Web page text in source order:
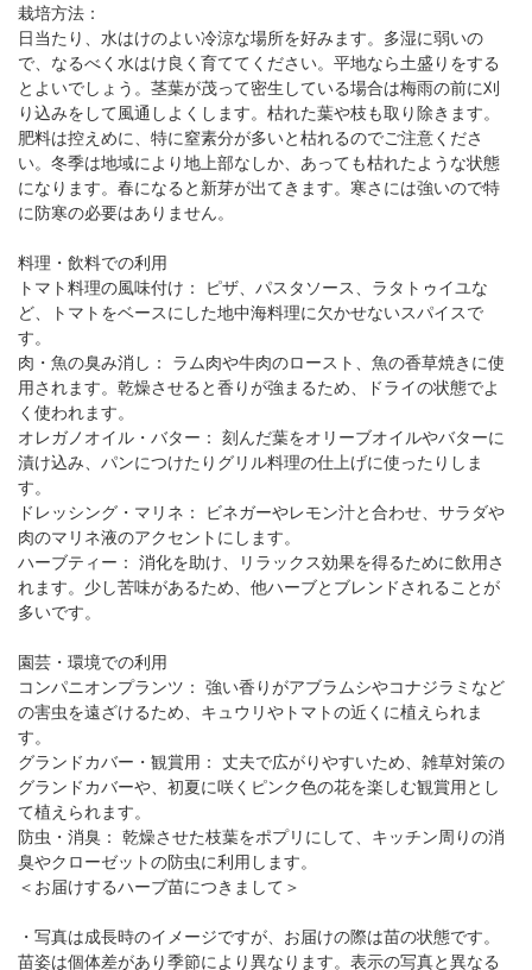
栽培方法：
日当たり、水はけのよい冷涼な場所を好みます。多湿に弱いの
で、なるべく水はけ良く育ててください。平地なら土盛りをする
とよいでしょう。茎葉が茂って密生している場合は梅雨の前に刈
り込みをして風通しよくします。枯れた葉や枝も取り除きます。
肥料は控えめに、特に窒素分が多いと枯れるのでご注意くださ
い。冬季は地域により地上部なしか、あっても枯れたような状態
になります。春になると新芽が出てきます。寒さには強いので特
に防寒の必要はありません。
料理・飲料での利用
トマト料理の風味付け： ピザ、パスタソース、ラタトゥイユな
ど、トマトをベースにした地中海料理に欠かせないスパイスで
す。
肉・魚の臭み消し： ラム肉や牛肉のロースト、魚の香草焼きに使
用されます。乾燥させると香りが強まるため、ドライの状態でよ
く使われます。
オレガノオイル・バター： 刻んだ葉をオリーブオイルやバターに
漬け込み、パンにつけたりグリル料理の仕上げに使ったりしま
す。
ドレッシング・マリネ： ビネガーやレモン汁と合わせ、サラダや
肉のマリネ液のアクセントにします。
ハーブティー： 消化を助け、リラックス効果を得るために飲用さ
れます。少し苦味があるため、他ハーブとブレンドされることが
多いです。
園芸・環境での利用
コンパニオンプランツ： 強い香りがアブラムシやコナジラミなど
の害虫を遠ざけるため、キュウリやトマトの近くに植えられま
す。
グランドカバー・観賞用： 丈夫で広がりやすいため、雑草対策の
グランドカバーや、初夏に咲くピンク色の花を楽しむ観賞用とし
て植えられます。
防虫・消臭： 乾燥させた枝葉をポプリにして、キッチン周りの消
臭やクローゼットの防虫に利用します。
＜お届けするハーブ苗につきまして＞
・写真は成長時のイメージですが、お届けの際は苗の状態です。
苗姿は個体差があり季節により異なります。表示の写真と異なる